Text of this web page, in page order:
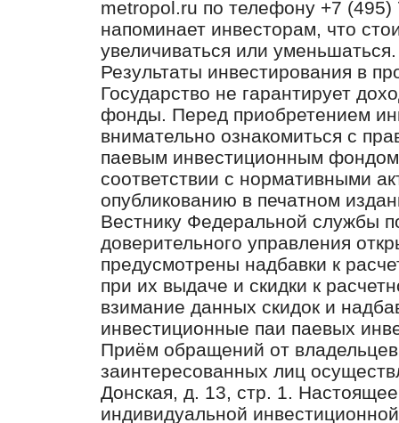
metropol.ru по телефону +7
напоминает инвесторам, что
увеличиваться или уменьшаться.
Результаты инвестирования в
Государство не гарантирует
фонды. Перед приобретением
внимательно ознакомиться с
паевым инвестиционным
соответствии с нормативными
опубликованию в печатном
Вестнику Федеральной службы
доверительного управления
предусмотрены надбавки к
при их выдаче и скидки к
взимание данных скидок и
инвестиционные паи паевых
Приём обращений от
заинтересованных лиц
Донская, д. 13, стр. 1.
индивидуальной